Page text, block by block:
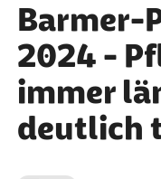
Barmer-
2024 -
immer
deutlich